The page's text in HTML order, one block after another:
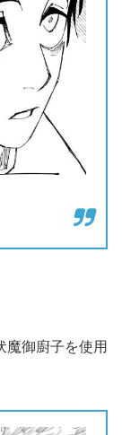
魔御廚子を使用